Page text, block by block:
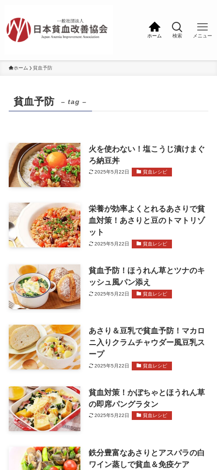
ホーム 検索 メニュー
ホーム 貧血予防
貧血予防 – tag –
火を使わない！塩こうじ漬けまぐ
ろ納豆丼
2025年5月22日 貧血レシピ
栄養が効率よくとれるあさりで貧
血対策！あさりと豆のトマトリゾ
ット
2025年5月22日 貧血レシピ
貧血予防！ほうれん草とツナのキ
ッシュ風パン添え
2025年5月22日 貧血レシピ
あさり＆豆乳で貧血予防！マカロ
ニ入りクラムチャウダー風豆乳ス
ープ
2025年5月22日 貧血レシピ
貧血対策！かぼちゃとほうれん草
の即席パングラタン
2025年5月22日 貧血レシピ
鉄分豊富なあさりとアスパラの白
ワイン蒸しで貧血＆免疫ケア